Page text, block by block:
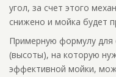
угол, за счет этого
снижено и мойка будет
Примерную формулу для
(высоты), на которую
эффективной мойки,